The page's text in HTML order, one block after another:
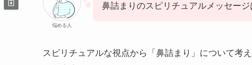
悩める人
鼻詰まりのスピリチュアルメッセージ
スピリチュアルな視点から「鼻詰まり」について考